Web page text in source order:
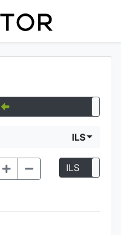
ILS
ILS